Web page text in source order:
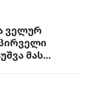
ველურ
მას